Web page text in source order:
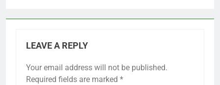
LEAVE A REPLY
Your email address will not be published.
Required fields are marked *